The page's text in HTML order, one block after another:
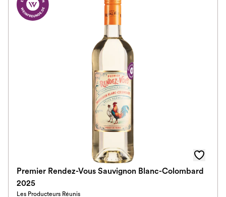
Premier Rendez-Vous Sauvignon Blanc-Colombard
2025
Les Producteurs Réunis